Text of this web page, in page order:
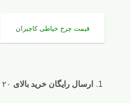
قیمت چرخ خیاطی کاچیران
ارسال رایگان خرید بالای